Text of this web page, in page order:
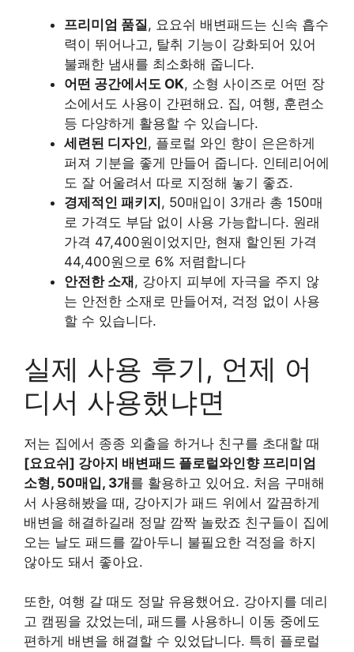
프리미엄 품질, 요요쉬 배변패드는 신속 흡수
력이 뛰어나고, 탈취 기능이 강화되어 있어
불쾌한 냄새를 최소화해 줍니다.
어떤 공간에서도 OK, 소형 사이즈로 어떤 장
소에서도 사용이 간편해요. 집, 여행, 훈련소
등 다양하게 활용할 수 있습니다.
세련된 디자인, 플로럴 와인 향이 은은하게
퍼져 기분을 좋게 만들어 줍니다. 인테리어에
도 잘 어울려서 따로 지정해 놓기 좋죠.
경제적인 패키지 , 50매입이 3개라 총 150매
로 가격도 부담 없이 사용 가능합니다. 원래
가격 47,400원이었지만, 현재 할인된 가격
44,400원으로 6% 저렴합니다
안전한 소재 , 강아지 피부에 자극을 주지 않
는 안전한 소재로 만들어져, 걱정 없이 사용
할 수 있습니다.
실제 사용 후기, 언제 어
디서 사용했냐면
저는 집에서 종종 외출을 하거나 친구를 초대할 때
[요요쉬] 강아지 배변패드 플로럴와인향 프리미엄
소형, 50매입, 3개를 활용하고 있어요. 처음 구매해
서 사용해봤을 때, 강아지가 패드 위에서 깔끔하게
배변을 해결하길래 정말 깜짝 놀랐죠 친구들이 집에
오는 날도 패드를 깔아두니 불필요한 걱정을 하지
않아도 돼서 좋아요.
또한, 여행 갈 때도 정말 유용했어요. 강아지를 데리
고 캠핑을 갔었는데, 패드를 사용하니 이동 중에도
편하게 배변을 해결할 수 있었답니다. 특히 플로럴